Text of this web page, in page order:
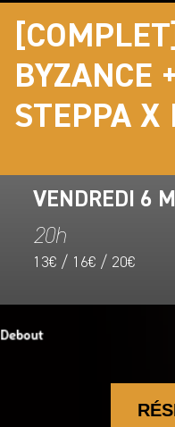
BYZANCE
STEPPA X
VENDREDI 6
20h
13€ / 16€ / 20€